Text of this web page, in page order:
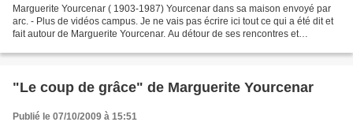
Marguerite Yourcenar ( 1903-1987) Yourcenar dans sa maison envoyé par
arc. - Plus de vidéos campus. Je ne vais pas écrire ici tout ce qui a été dit et
fait autour de Marguerite Yourcenar. Au détour de ses rencontres et
"Le coup de grâce" de Marguerite Yourcenar
Publié le 07/10/2009 à 15:51